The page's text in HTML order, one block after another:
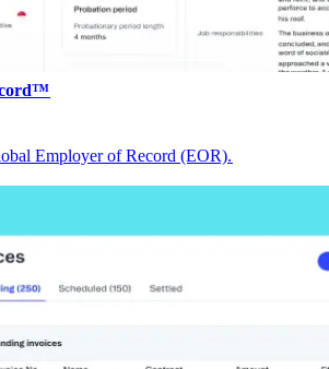
Employer of Record (EOR).​​